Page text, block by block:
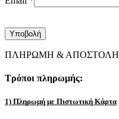
ΠΛΗΡΩΜΗ & ΑΠΟΣΤΟΛΗ
Τρόποι πληρωμής:
1) Πληρωμή με Πιστωτική Κάρτα